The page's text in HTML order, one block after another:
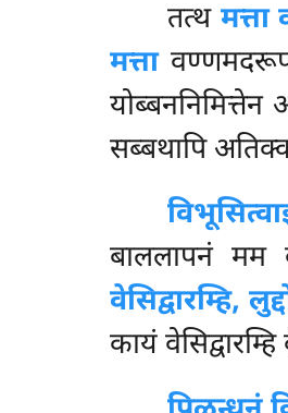
तत्थ
मत्ता
योब्बननिमित्तेन
सब्बथापि
विभूसित्वा
बाललापनं मम
वेसिद्वारम्हि,
कायं वेसिद्वारम्हि